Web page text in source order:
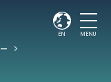
EN MENU